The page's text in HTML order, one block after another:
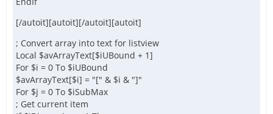
[/autoit][autoit][/autoit][autoit]
; Convert array into text for listview
Local $avArrayText[$iUBound + 1]
For $i = 0 To $iUBound
$avArrayText[$i] = "[" & $i & "]"
For $j = 0 To $iSubMax
; Get current item